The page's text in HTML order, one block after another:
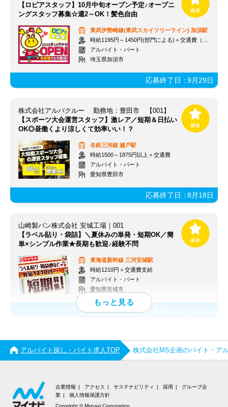
【ロピアスタッフ】10月中旬オープン予定♪オープニ
ングスタッフ募集☆週2～OK！髪色自由
東武伊勢崎線(東武スカイツリーライン) 加須駅
時給1195円～1450円(部門による)＋交通費（社内規定）
アルバイト・パート
埼玉県加須市
応募終了日：9月29日
株式会社アルバクルー 勤務地：豊田市 【001】
【スポーツ大会運営スタッフ】激レア／短期＆日払い
OK◎昼働くより涼しくて効率いい！？
名鉄三河線 越戸駅
時給1500～1875円以上＋交通費
アルバイト・パート
愛知県豊田市
応募終了日：8月18日
山崎製パン株式会社 安城工場｜001
【ラベル貼り・袋詰】＼夏休みの単発・短期OK／簡
単×シンプル作業★長期も歓迎♪経験不問
東海道新幹線 三河安城駅
時給1210円＋交通費支給
アルバイト・パート
愛知県安城市
応募終了日：
アルバイト探し・バイト求人TOP 株式会社MS企画のバイト・ア
企業情報 アクセス サステナビリティ 採用
グループ企
業
個人情報保護方針
Copyright © Mynavi Corporation